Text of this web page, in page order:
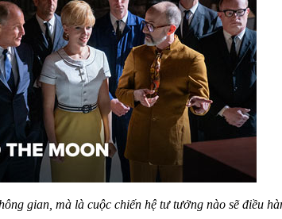
gian, mà là cuộc chiến hệ tư tưởng nào sẽ điều